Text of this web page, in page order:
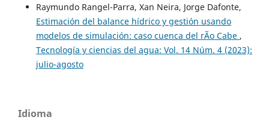
Raymundo Rangel-Parra, Xan Neira, Jorge Dafonte,
Estimación del balance hídrico y gestión usando
modelos de simulación: caso cuenca del rÃ­o Cabe ,
Tecnología y ciencias del agua: Vol. 14 Núm. 4 (2023):
julio-agosto
Idioma